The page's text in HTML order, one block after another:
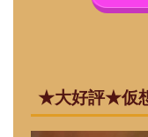
★大好評★仮